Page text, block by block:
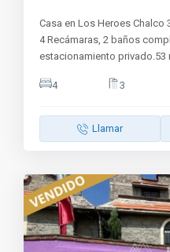
Casa en Los Heroes Chalco
4 Recámaras, 2 baños
estacionamiento privado.53
4 3
Llamar